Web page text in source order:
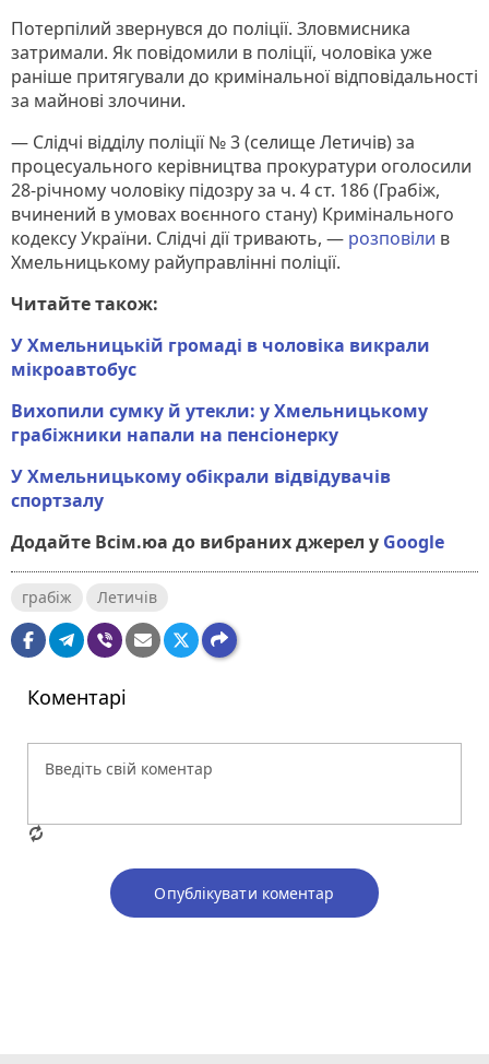
Потерпілий звернувся до поліції. Зловмисника
затримали. Як повідомили в поліції, чоловіка уже
раніше притягували до кримінальної відповідальності
за майнові злочини.
— Слідчі відділу поліції № 3 (селище Летичів) за
процесуального керівництва прокуратури оголосили
28-річному чоловіку підозру за ч. 4 ст. 186 (Грабіж,
вчинений в умовах воєнного стану) Кримінального
кодексу України. Слідчі дії тривають, — розповіли в
Хмельницькому райуправлінні поліції.
Читайте також:
У Хмельницькій громаді в чоловіка викрали
мікроавтобус
Вихопили сумку й утекли: у Хмельницькому
грабіжники напали на пенсіонерку
У Хмельницькому обікрали відвідувачів
спортзалу
Додайте Всім.юа до вибраних джерел у Google
грабіж Летичів
Коментарі
Опублікувати коментар